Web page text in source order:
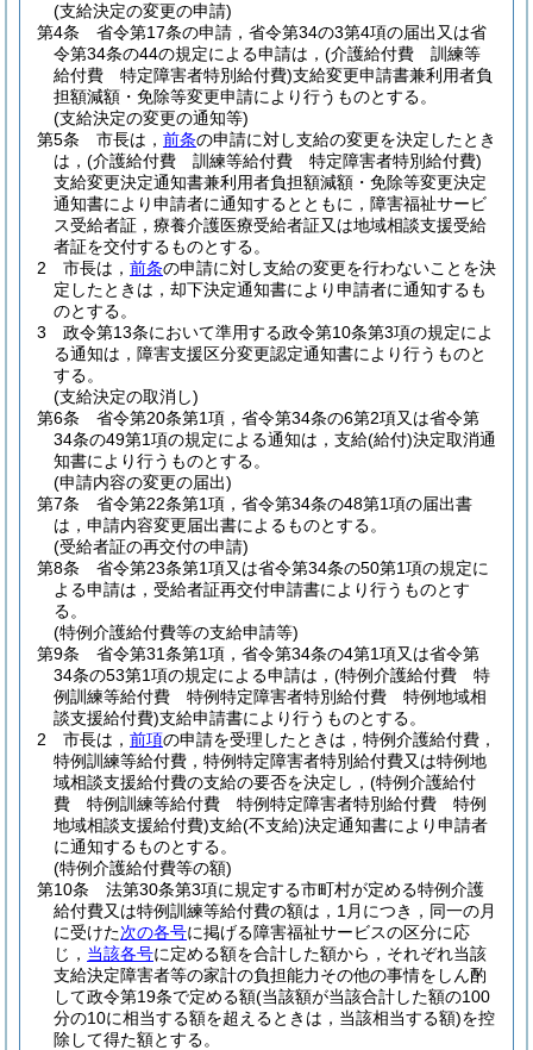
(支給決定の変更の申請)
第4条
省令第17条の申請，省令第34の3第4項の届出又は省
令第34条の44の規定による申請は， (介護給付費 訓練等
給付費 特定障害者特別給付費)支給変更申請書兼利用者負
担額減額・免除等変更申請により行うものとする。
(支給決定の変更の通知等)
第5条
市長は， 前条の申請に対し支給の変更を決定したとき
は， (介護給付費 訓練等給付費 特定障害者特別給付費)
支給変更決定通知書兼利用者負担額減額・免除等変更決定
通知書により申請者に通知するとともに，障害福祉サービ
ス受給者証，療養介護医療受給者証又は地域相談支援受給
者証を交付するものとする。
2
市長は， 前条の申請に対し支給の変更を行わないことを決
定したときは，却下決定通知書により申請者に通知するも
のとする。
3
政令第13条において準用する政令第10条第3項の規定によ
る通知は，障害支援区分変更認定通知書により行うものと
する。
(支給決定の取消し)
第6条
省令第20条第1項，省令第34条の6第2項又は省令第
34条の49第1項の規定による通知は，支給(給付)決定取消通
知書により行うものとする。
(申請内容の変更の届出)
第7条
省令第22条第1項，省令第34条の48第1項の届出書
は，申請内容変更届出書によるものとする。
(受給者証の再交付の申請)
第8条
省令第23条第1項又は省令第34条の50第1項の規定に
よる申請は，受給者証再交付申請書により行うものとす
る。
(特例介護給付費等の支給申請等)
第9条
省令第31条第1項，省令第34条の4第1項又は省令第
34条の53第1項の規定による申請は， (特例介護給付費 特
例訓練等給付費 特例特定障害者特別給付費 特例地域相
談支援給付費)支給申請書により行うものとする。
2
市長は， 前項の申請を受理したときは，特例介護給付費，
特例訓練等給付費，特例特定障害者特別給付費又は特例地
域相談支援給付費の支給の要否を決定し， (特例介護給付
費 特例訓練等給付費 特例特定障害者特別給付費 特例
地域相談支援給付費)支給(不支給)決定通知書により申請者
に通知するものとする。
(特例介護給付費等の額)
第10条
法第30条第3項に規定する市町村が定める特例介護
給付費又は特例訓練等給付費の額は，1月につき，同一の月
に受けた次の各号に掲げる障害福祉サービスの区分に応
じ， 当該各号に定める額を合計した額から，それぞれ当該
支給決定障害者等の家計の負担能力その他の事情をしん酌
して政令第19条で定める額(当該額が当該合計した額の100
分の10に相当する額を超えるときは，当該相当する額)を控
除して得た額とする。